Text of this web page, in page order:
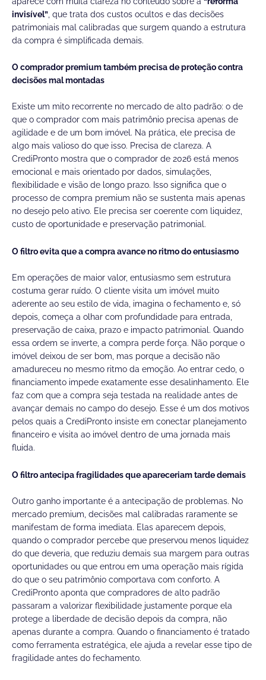
invisível” , que trata dos custos ocultos e das decisões
patrimoniais mal calibradas que surgem quando a estrutura
da compra é simplificada demais.
O comprador premium também precisa de proteção contra
decisões mal montadas
Existe um mito recorrente no mercado de alto padrão: o de
que o comprador com mais patrimônio precisa apenas de
agilidade e de um bom imóvel. Na prática, ele precisa de
algo mais valioso do que isso. Precisa de clareza. A
CrediPronto mostra que o comprador de 2026 está menos
emocional e mais orientado por dados, simulações,
flexibilidade e visão de longo prazo. Isso significa que o
processo de compra premium não se sustenta mais apenas
no desejo pelo ativo. Ele precisa ser coerente com liquidez,
custo de oportunidade e preservação patrimonial.
O filtro evita que a compra avance no ritmo do entusiasmo
Em operações de maior valor, entusiasmo sem estrutura
costuma gerar ruído. O cliente visita um imóvel muito
aderente ao seu estilo de vida, imagina o fechamento e, só
depois, começa a olhar com profundidade para entrada,
preservação de caixa, prazo e impacto patrimonial. Quando
essa ordem se inverte, a compra perde força. Não porque o
imóvel deixou de ser bom, mas porque a decisão não
amadureceu no mesmo ritmo da emoção. Ao entrar cedo, o
financiamento impede exatamente esse desalinhamento. Ele
faz com que a compra seja testada na realidade antes de
avançar demais no campo do desejo. Esse é um dos motivos
pelos quais a CrediPronto insiste em conectar planejamento
financeiro e visita ao imóvel dentro de uma jornada mais
fluida.
O filtro antecipa fragilidades que apareceriam tarde demais
Outro ganho importante é a antecipação de problemas. No
mercado premium, decisões mal calibradas raramente se
manifestam de forma imediata. Elas aparecem depois,
quando o comprador percebe que preservou menos liquidez
do que deveria, que reduziu demais sua margem para outras
oportunidades ou que entrou em uma operação mais rígida
do que o seu patrimônio comportava com conforto. A
CrediPronto aponta que compradores de alto padrão
passaram a valorizar flexibilidade justamente porque ela
protege a liberdade de decisão depois da compra, não
apenas durante a compra. Quando o financiamento é tratado
como ferramenta estratégica, ele ajuda a revelar esse tipo de
fragilidade antes do fechamento.